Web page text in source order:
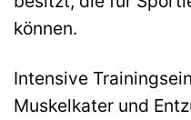
können.
Intensive
Muskelkater und